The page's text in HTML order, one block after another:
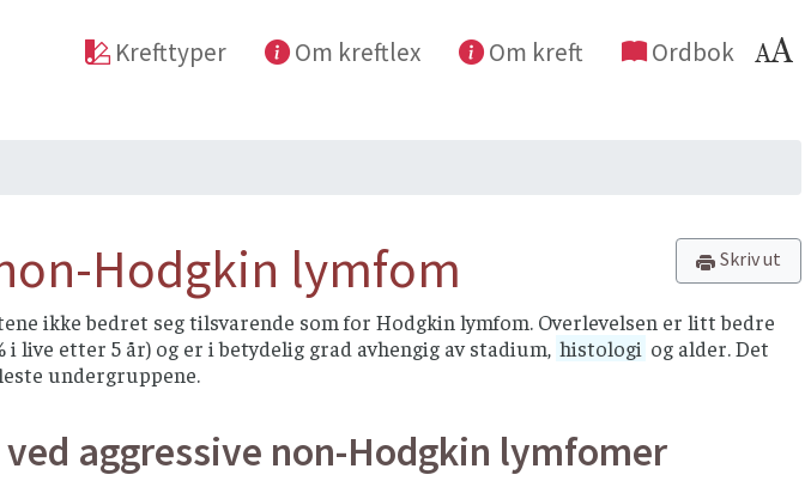
Krefttyper Om kreftlex Om kreft Ordbok
Skriv ut
Hodgkin lymfom
ikke bedret seg tilsvarende som for Hodgkin lymfom. Overlevelsen er litt bedre
i live etter 5 år) og er i betydelig grad avhengig av stadium, histologi og alder. Det
undergruppene.
aggressive non-Hodgkin lymfomer